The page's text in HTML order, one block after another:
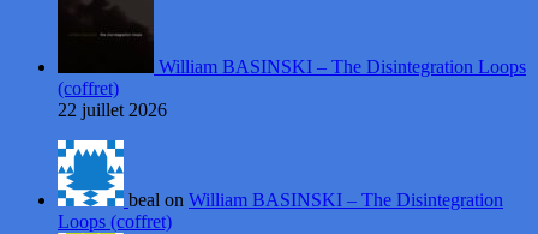
William BASINSKI – The Disintegration Loops
(coffret)
22 juillet 2026
beal on William BASINSKI – The Disintegration
Loops (coffret)